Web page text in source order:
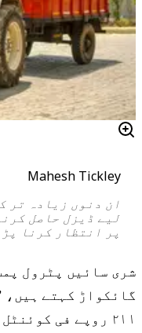
Mahesh Tickley
ان دنوں زیادہ تر
لیے ڈیزل حاصل
پر انتظار کرنا
شری سائیں پٹرول
گائکواڑ کہتے ہیں،
۲۱۱ روپے فی